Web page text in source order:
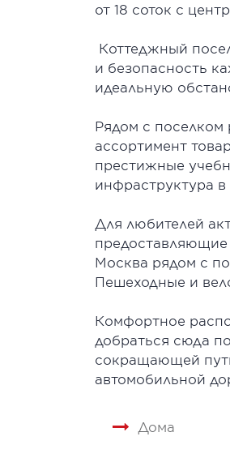
от 18 соток с
Коттеджный
и безопасность
идеальную
Рядом с
ассортимент
престижные
инфраструктура в
Для любителей
Москва рядом с
Пешеходные и
Комфортное
добраться сюда
сокращающей
автомобильной
Дома